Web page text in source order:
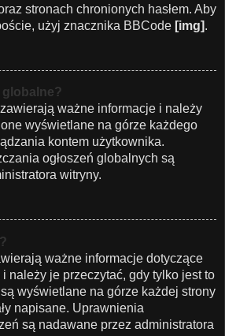
stronach chronionych hasłem. Aby
użyj znacznika BBCode [img].
globalne?
ważne informacje i należy
wyświetlane na górze każdego
kontem użytkownika.
ogłoszeń globalnych są
witryny.
ważne informacje dotyczące
należy je przeczytać, gdy tylko jest to
wyświetlane na górze każdej strony
napisane. Uprawnienia
są nadawane przez administratora